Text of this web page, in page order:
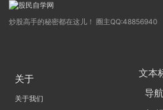
炒股高手的秘密都在这儿！ 圈主QQ:48856940
关于
关于我们
文本
导航